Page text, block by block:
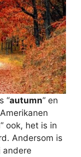
“autumn” en
Amerikanen
ook, het is in
Andersom is
andere